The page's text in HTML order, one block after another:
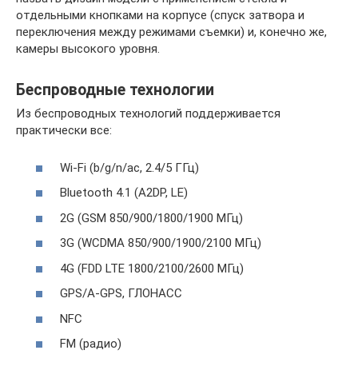
отдельными кнопками на корпусе (спуск затвора и
переключения между режимами съемки) и, конечно же,
камеры высокого уровня.
Беспроводные технологии
Из беспроводных технологий поддерживается
практически все:
Wi-Fi (b/g/n/ac, 2.4/5 ГГц)
Bluetooth 4.1 (A2DP, LE)
2G (GSM 850/900/1800/1900 МГц)
3G (WCDMA 850/900/1900/2100 МГц)
4G (FDD LTE 1800/2100/2600 МГц)
GPS/A-GPS, ГЛОНАСС
NFC
FM (радио)